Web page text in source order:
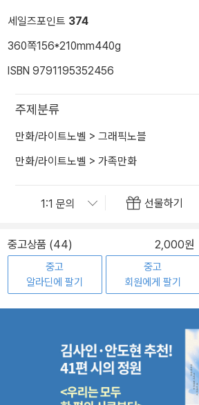
세일즈포인트 374
360쪽156*210mm440g
ISBN 9791195352456
주제분류
만화/라이트노벨 > 그래픽노블
만화/라이트노벨 > 가족만화
선물하기
중고상품 (44) 2,000원
중고
알라딘에 팔기
중고
회원에게 팔기